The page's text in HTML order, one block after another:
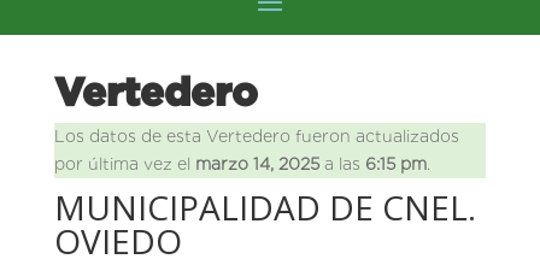
Vertedero
Los datos de esta Vertedero fueron actualizados
por última vez el marzo 14, 2025a las 6:15 pm.
MUNICIPALIDAD DE CNEL.
OVIEDO